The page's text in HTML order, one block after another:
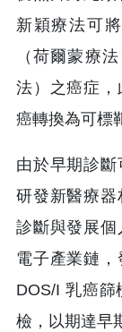
新穎療法可
（荷爾蒙療
法）之癌症
癌轉換為可標
由於早期診
研發新醫療器
診斷與發展個
電子產業鏈
DOS/I 乳癌
檢，以期達早